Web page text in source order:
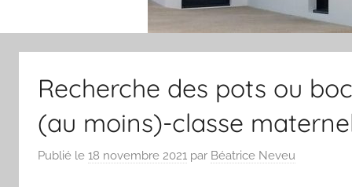
Recherche des pots ou
(au moins)-classe
Publié le 18 novembre 2021 par Béatrice Neveu